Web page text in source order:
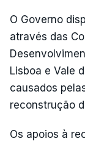
O Governo
através das
Lisboa e Vale
causados
reconstrução
Os apoios à